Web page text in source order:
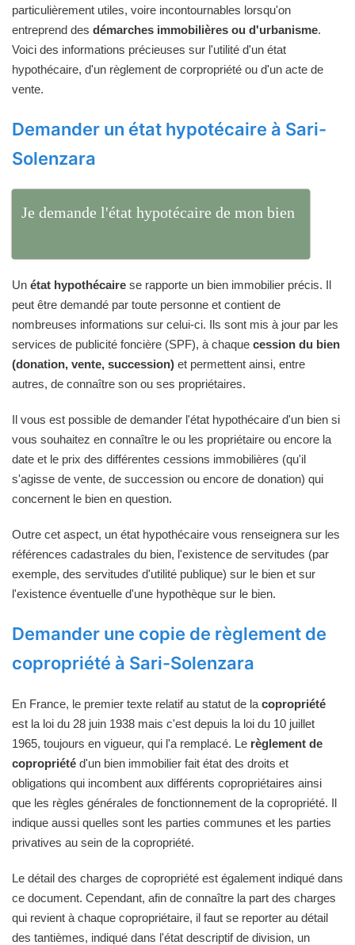
particulièrement utiles, voire incontournables lorsqu'on
entreprend des démarches immobilières ou d'urbanisme.
Voici des informations précieuses sur l'utilité d'un état
hypothécaire, d'un règlement de corpropriété ou d'un acte de
vente.
Demander un état hypotécaire à Sari-
Solenzara
Je demande l'état hypotécaire de mon bien
Un état hypothécaire se rapporte un bien immobilier précis. Il
peut être demandé par toute personne et contient de
nombreuses informations sur celui-ci. Ils sont mis à jour par les
services de publicité foncière (SPF), à chaque cession du bien
(donation, vente, succession) et permettent ainsi, entre
autres, de connaître son ou ses propriétaires.
Il vous est possible de demander l'état hypothécaire d'un bien si
vous souhaitez en connaître le ou les propriétaire ou encore la
date et le prix des différentes cessions immobilières (qu'il
s'agisse de vente, de succession ou encore de donation) qui
concernent le bien en question.
Outre cet aspect, un état hypothécaire vous renseignera sur les
références cadastrales du bien, l'existence de servitudes (par
exemple, des servitudes d'utilité publique) sur le bien et sur
l'existence éventuelle d'une hypothèque sur le bien.
Demander une copie de règlement de
copropriété à Sari-Solenzara
En France, le premier texte relatif au statut de la copropriété
est la loi du 28 juin 1938 mais c'est depuis la loi du 10 juillet
1965, toujours en vigueur, qui l'a remplacé. Le règlement de
copropriété d'un bien immobilier fait état des droits et
obligations qui incombent aux différents copropriétaires ainsi
que les règles générales de fonctionnement de la copropriété. Il
indique aussi quelles sont les parties communes et les parties
privatives au sein de la copropriété.
Le détail des charges de copropriété est également indiqué dans
ce document. Cependant, afin de connaître la part des charges
qui revient à chaque copropriétaire, il faut se reporter au détail
des tantièmes, indiqué dans l'état descriptif de division, un